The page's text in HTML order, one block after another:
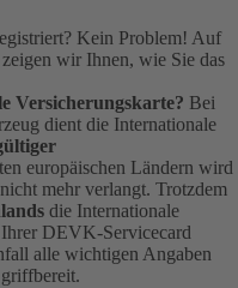
Kein Problem! Auf
zeigen wir Ihnen, wie Sie das
Versicherungskarte? Bei
dient die Internationale
europäischen Ländern wird
mehr verlangt. Trotzdem
die Internationale
DEVK-Servicecard
alle wichtigen Angaben